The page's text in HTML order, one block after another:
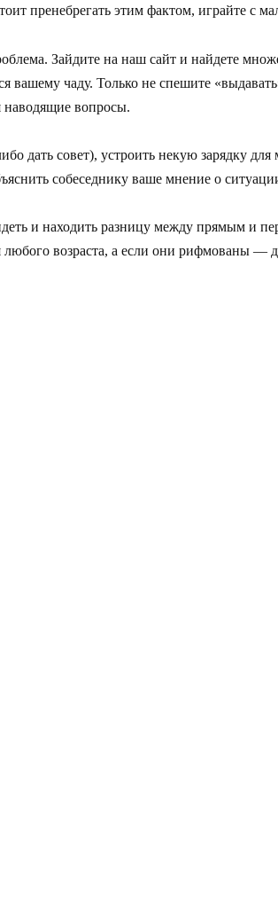
пренебрегать этим фактом, играйте с
Зайдите на наш сайт и найдете
вашему чаду. Только не спешите
наводящие вопросы.
дать совет), устроить некую зарядку
собеседнику ваше мнение о
и находить разницу между прямым и
возраста, а если они рифмованы —